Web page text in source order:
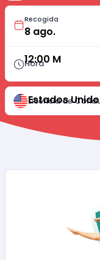
Recogida
Hora
12:00 M
Licencia de
Estados